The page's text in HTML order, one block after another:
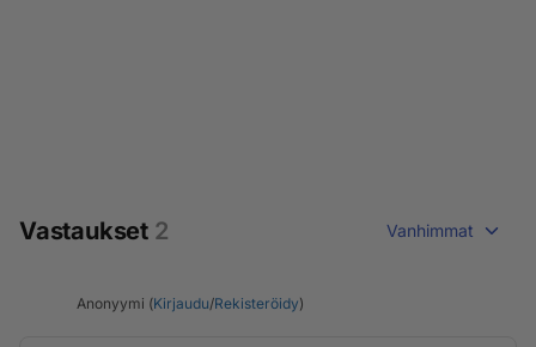
Vastaukset 2 Vanhimmat
Anonyymi (Kirjaudu/Rekisteröidy)